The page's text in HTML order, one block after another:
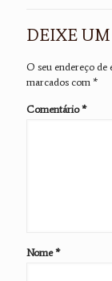
DEIXE
O seu endereço de
marcados com *
Comentário*
Nome*